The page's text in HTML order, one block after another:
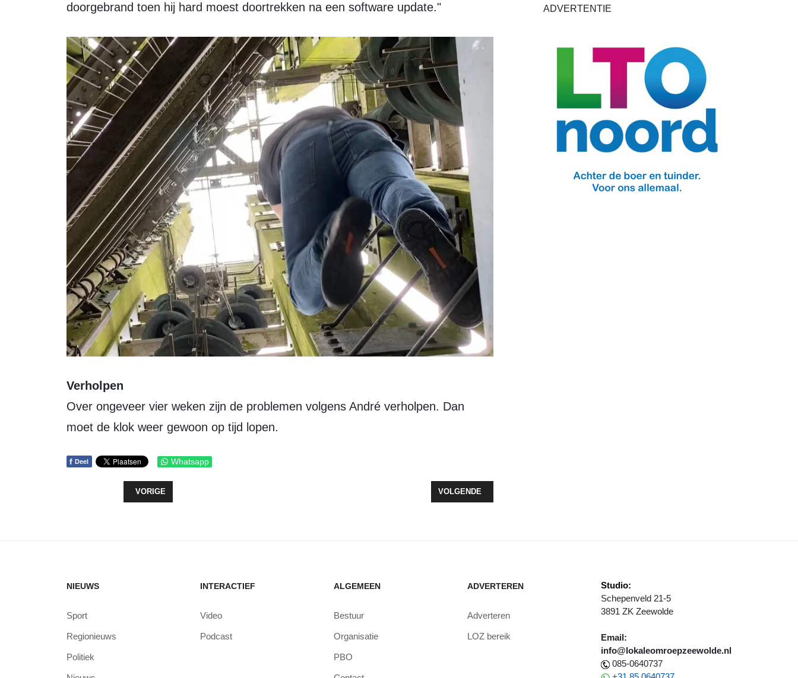
doorgebrand toen hij hard moest doortrekken na een software update."
Verholpen
Over ongeveer vier weken zijn de problemen volgens André verholpen. Dan
moet de klok weer gewoon op tijd lopen.
f Deel Whatsapp
VORIG ARTIKEL: DRUKTE BIJ DE STEIGER
VORIGE VOLGENDE ARTIKEL: PROGRAMMA TWEEDE ZOMERWEEK ZEEWOLDE
VOLGENDE
ADVERTENTIE
NIEUWS
Sport
Regionieuws
Politiek
INTERACTIEF
Video
Podcast
ALGEMEEN
Bestuur
Organisatie
PBO
ADVERTEREN
Adverteren
LOZ bereik
Studio:
Schepenveld 21-5
3891 ZK Zeewolde
Email:
info@lokaleomroepzeewolde.nl
085-0640737